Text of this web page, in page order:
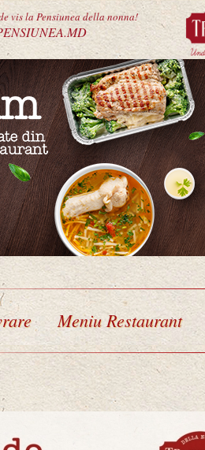
vis la Pensiunea della nonna!
Meniu Restaurant